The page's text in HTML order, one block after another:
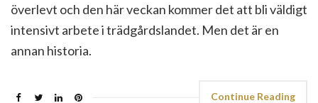
överlevt och den här veckan kommer det att bli väldigt
intensivt arbete i trädgårdslandet. Men det är en
annan historia.
Continue Reading